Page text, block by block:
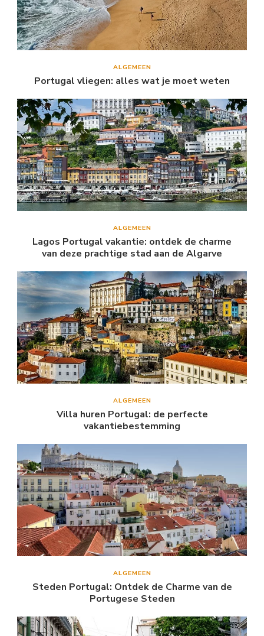
ALGEMEEN
Portugal vliegen: alles wat je moet weten
ALGEMEEN
Lagos Portugal vakantie: ontdek de charme
van deze prachtige stad aan de Algarve
ALGEMEEN
Villa huren Portugal: de perfecte
vakantiebestemming
ALGEMEEN
Steden Portugal: Ontdek de Charme van de
Portugese Steden